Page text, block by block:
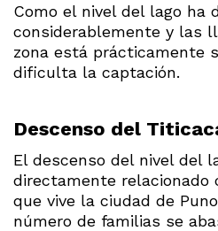
Como el nivel del lago ha
considerablemente y las
zona está prácticamente
dificulta la captación.
Descenso del
El descenso del nivel del
directamente relacionado
que vive la ciudad de
número de familias se